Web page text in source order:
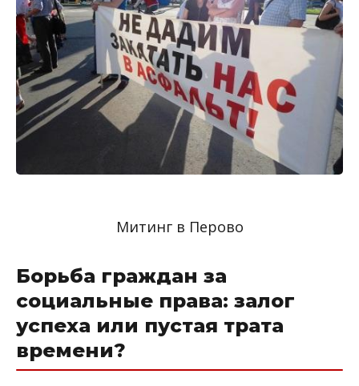
Митинг в Перово
Борьба граждан за
социальные права: залог
успеха или пустая трата
времени?